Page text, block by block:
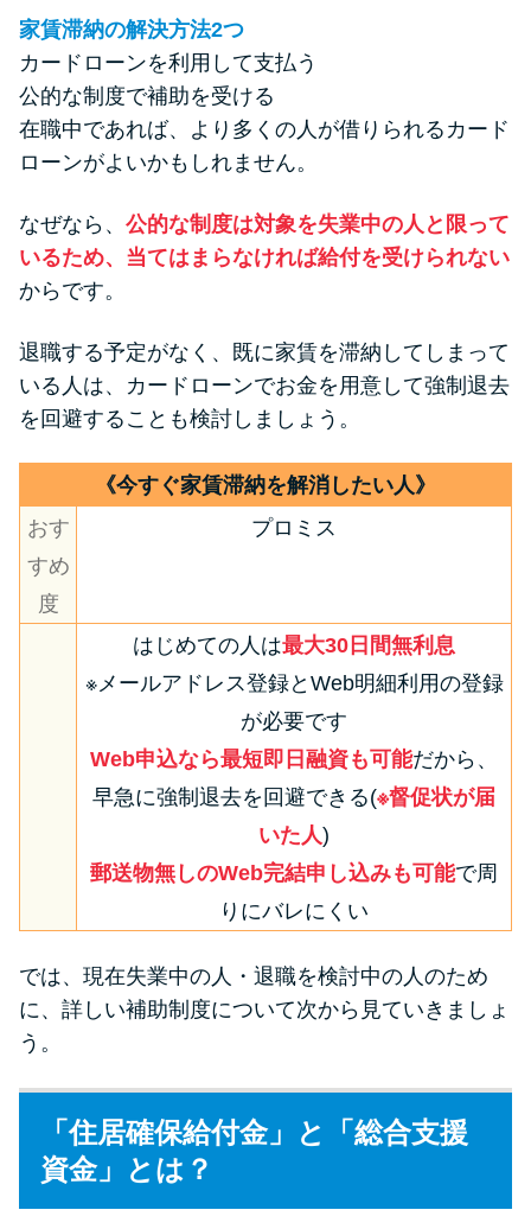
の？ カードローンの選び方を徹
底解説！
プロミスの返済方法を徹底解
説！ もっとも便利でお得な返済
方法はどれ？
年収が低い＆他社借入があると
みずほ銀行カードローンの問い
合わせ先とシーン別の問い合わ
家賃滞納の解決方法2つ
カードローンを利用して支払う
公的な制度で補助を受ける
在職中であれば、より多くの人が借りられるカード
ローンがよいかもしれません。
なぜなら、 公的な制度は対象を失業中の人と限って
いるため、当てはまらなければ給付を受けられない
からです。
退職する予定がなく、既に家賃を滞納してしまって
いる人は、カードローンでお金を用意して強制退去
を回避することも検討しましょう。
《今すぐ家賃滞納を解消したい人》
おす
すめ
度
プロミス
はじめての人は最大30日間無利息
※メールアドレス登録とWeb明細利用の登録
が必要です
Web申込なら最短即日融資も可能だから、
早急に強制退去を回避できる(※督促状が届
いた人)
郵送物無しのWeb完結申し込みも可能で周
りにバレにくい
では、現在失業中の人・退職を検討中の人のため
に、詳しい補助制度について次から見ていきましょ
う。
「住居確保給付金」と「総合支援
資金」とは？